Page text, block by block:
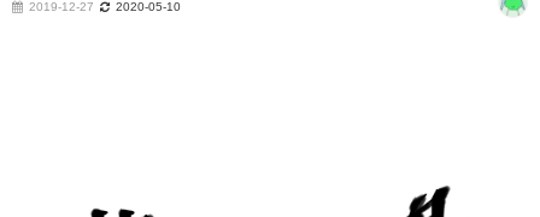
2019-12-27 2020-05-10